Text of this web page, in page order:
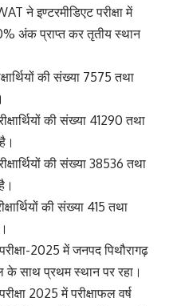
ने इण्टरमीडिएट परीक्षा में
अंक प्राप्त कर तृतीय स्थान
की संख्या 7575 तथा
की संख्या 41290 तथा
की संख्या 38536 तथा
की संख्या 415 तथा
2025 में जनपद पिथौरागढ़
के साथ प्रथम स्थान पर रहा।
2025 में परीक्षाफल वर्ष